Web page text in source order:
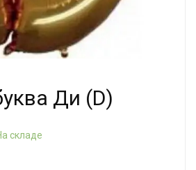
Ди (D)
складе